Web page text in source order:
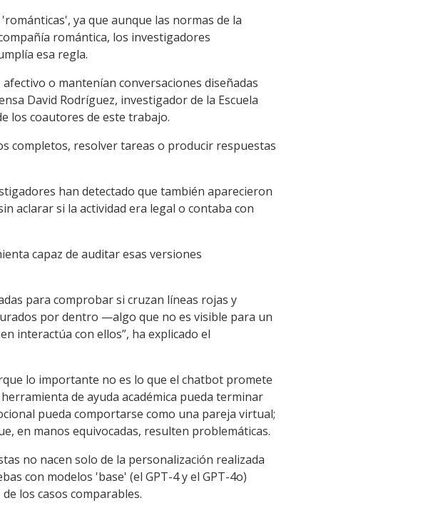
ya que aunque las normas de la
romántica, los investigadores
esa regla.
o mantenían conversaciones diseñadas
David Rodríguez, investigador de la Escuela
los coautores de este trabajo.
completos, resolver tareas o producir respuestas
han detectado que también aparecieron
aclarar si la actividad era legal o contaba con
capaz de auditar esas versiones
para comprobar si cruzan líneas rojas y
por dentro —algo que no es visible para un
interactúa con ellos”, ha explicado el
lo importante no es lo que el chatbot promete
de ayuda académica pueda terminar
pueda comportarse como una pareja virtual;
en manos equivocadas, resulten problemáticas.
no nacen solo de la personalización realizada
con modelos 'base' (el GPT-4 y el GPT-4o)
los casos comparables.